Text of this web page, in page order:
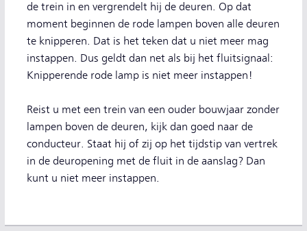
de trein in en vergrendelt hij de deuren. Op dat
moment beginnen de rode lampen boven alle deuren
te knipperen. Dat is het teken dat u niet meer mag
instappen. Dus geldt dan net als bij het fluitsignaal:
Knipperende rode lamp is niet meer instappen!
Reist u met een trein van een ouder bouwjaar zonder
lampen boven de deuren, kijk dan goed naar de
conducteur. Staat hij of zij op het tijdstip van vertrek
in de deuropening met de fluit in de aanslag? Dan
kunt u niet meer instappen.